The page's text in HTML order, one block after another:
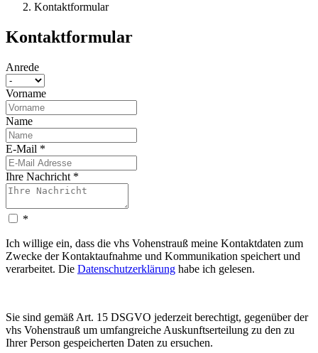
Kontaktformular
Kontaktformular
Anrede
Vorname
Name
E-Mail *
Ihre Nachricht *
*
Ich willige ein, dass die vhs Vohenstrauß meine Kontaktdaten zum
Zwecke der Kontaktaufnahme und Kommunikation speichert und
verarbeitet. Die Datenschutzerklärung habe ich gelesen.
Sie sind gemäß Art. 15 DSGVO jederzeit berechtigt, gegenüber der
vhs Vohenstrauß um umfangreiche Auskunftserteilung zu den zu
Ihrer Person gespeicherten Daten zu ersuchen.